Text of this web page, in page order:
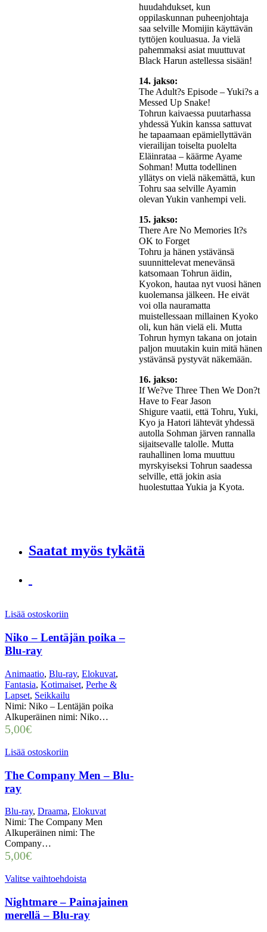
huudahdukset, kun
oppilaskunnan puheenjohtaja
saa selville Momijin käyttävän
tyttöjen kouluasua. Ja vielä
pahemmaksi asiat muuttuvat
Black Harun astellessa sisään!
14. jakso:
The Adult?s Episode – Yuki?s a
Messed Up Snake!
Tohrun kaivaessa puutarhassa
yhdessä Yukin kanssa sattuvat
he tapaamaan epämiellyttävän
vierailijan toiselta puolelta
Eläinrataa – käärme Ayame
Sohman! Mutta todellinen
yllätys on vielä näkemättä, kun
Tohru saa selville Ayamin
olevan Yukin vanhempi veli.
15. jakso:
There Are No Memories It?s
OK to Forget
Tohru ja hänen ystävänsä
suunnittelevat menevänsä
katsomaan Tohrun äidin,
Kyokon, hautaa nyt vuosi hänen
kuolemansa jälkeen. He eivät
voi olla nauramatta
muistellessaan millainen Kyoko
oli, kun hän vielä eli. Mutta
Tohrun hymyn takana on jotain
paljon muutakin kuin mitä hänen
ystävänsä pystyvät näkemään.
16. jakso:
If We?ve Three Then We Don?t
Have to Fear Jason
Shigure vaatii, että Tohru, Yuki,
Kyo ja Hatori lähtevät yhdessä
autolla Sohman järven rannalla
sijaitsevalle talolle. Mutta
rauhallinen loma muuttuu
myrskyiseksi Tohrun saadessa
selville, että jokin asia
huolestuttaa Yukia ja Kyota.
Saatat myös tykätä
Lisää ostoskoriin
Niko – Lentäjän poika –
Blu-ray
Animaatio, Blu-ray, Elokuvat,
Fantasia, Kotimaiset, Perhe &
Lapset, Seikkailu
Nimi: Niko – Lentäjän poika
Alkuperäinen nimi: Niko…
5,00€
Lisää ostoskoriin
The Company Men – Blu-
ray
Blu-ray, Draama, Elokuvat
Nimi: The Company Men
Alkuperäinen nimi: The
Company…
5,00€
Valitse vaihtoehdoista
Nightmare – Painajainen
merellä – Blu-ray